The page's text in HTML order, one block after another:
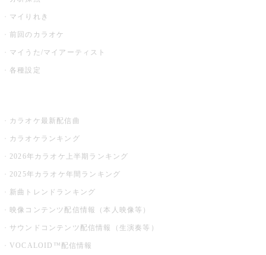
マイりれき
前回のカラオケ
マイうた/マイアーティスト
各種設定
カラオケ最新配信曲
カラオケランキング
2026年カラオケ上半期ランキング
2025年カラオケ年間ランキング
新曲トレンドランキング
映像コンテンツ配信情報（本人映像等）
サウンドコンテンツ配信情報（生演奏等）
VOCALOID™配信情報